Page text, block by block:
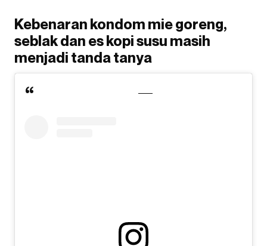
Kebenaran kondom mie goreng,
seblak dan es kopi susu masih
menjadi tanda tanya